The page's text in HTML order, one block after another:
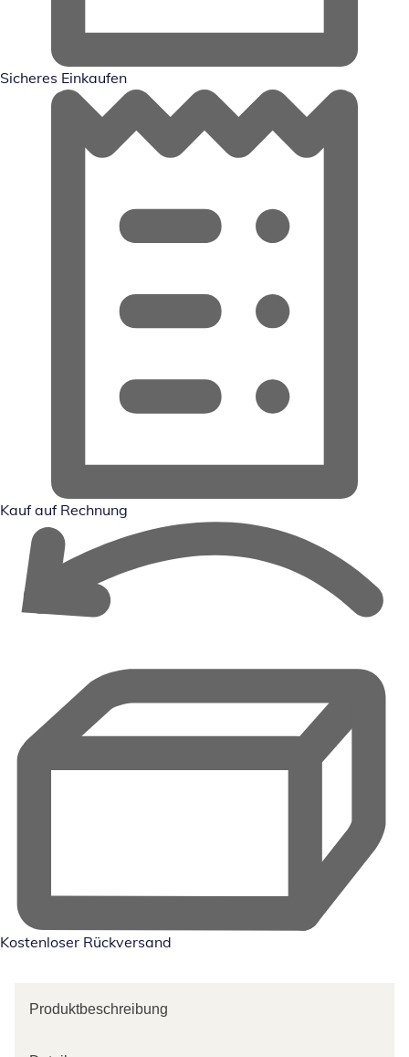
Sicheres Einkaufen
Kauf auf Rechnung
Kostenloser Rückversand
Produktbeschreibung